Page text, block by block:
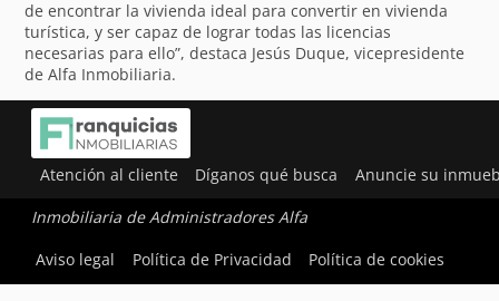
de encontrar la vivienda ideal para convertir en vivienda
turística, y ser capaz de lograr todas las licencias
necesarias para ello”, destaca Jesús Duque, vicepresidente
de Alfa Inmobiliaria.
Atención al cliente Díganos qué busca Anuncie su
Inmobiliaria de Administradores Alfa
Aviso legal
Política de Privacidad Política de cookies